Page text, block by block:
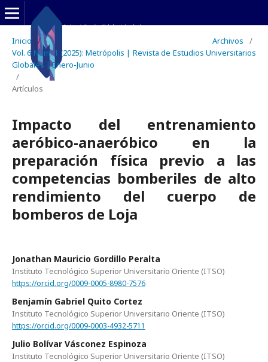
Inicio / Archivos
/
Vol. 6 Núm. 1 (2025): Metrópolis | Revista de Estudios Universitarios
Globales | Enero-Junio
/
Artículos
Impacto del entrenamiento
aeróbico-anaeróbico en la
preparación física previo a las
competencias bomberiles de alto
rendimiento del cuerpo de
bomberos de Loja
Jonathan Mauricio Gordillo Peralta
Instituto Tecnológico Superior Universitario Oriente (ITSO)
https://orcid.org/0009-0005-8980-7576
Benjamín Gabriel Quito Cortez
Instituto Tecnológico Superior Universitario Oriente (ITSO)
https://orcid.org/0009-0003-4932-5711
Julio Bolívar Vásconez Espinoza
Instituto Tecnológico Superior Universitario Oriente (ITSO)